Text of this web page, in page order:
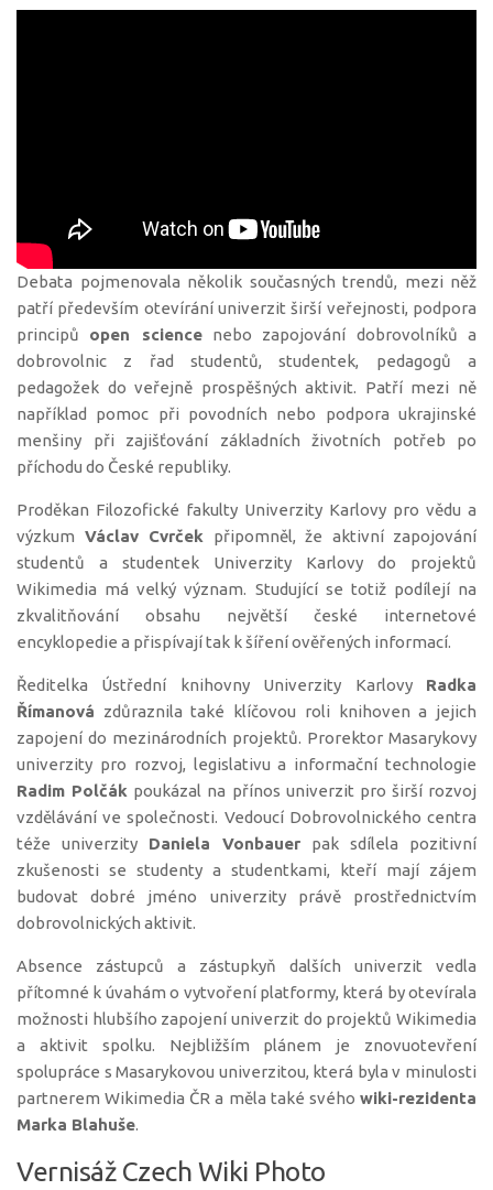
Debata pojmenovala několik současných trendů, mezi něž
patří především otevírání univerzit širší veřejnosti, podpora
principů open sciencenebo zapojování dobrovolníků a
dobrovolnic z řad studentů, studentek, pedagogů a
pedagožek do veřejně prospěšných aktivit. Patří mezi ně
například pomoc při povodních nebo podpora ukrajinské
menšiny při zajišťování základních životních potřeb po
příchodu do České republiky.
Proděkan Filozofické fakulty Univerzity Karlovy pro vědu a
výzkum Václav Cvrček připomněl, že aktivní zapojování
studentů a studentek Univerzity Karlovy do projektů
Wikimedia má velký význam. Studující se totiž podílejí na
zkvalitňování obsahu největší české internetové
encyklopedie a přispívají tak k šíření ověřených informací.
Ředitelka Ústřední knihovny Univerzity Karlovy Radka
Římanová zdůraznila také klíčovou roli knihoven a jejich
zapojení do mezinárodních projektů. Prorektor Masarykovy
univerzity pro rozvoj, legislativu a informační technologie
Radim Polčák poukázal na přínos univerzit pro širší rozvoj
vzdělávání ve společnosti. Vedoucí Dobrovolnického centra
téže univerzity Daniela Vonbauer pak sdílela pozitivní
zkušenosti se studenty a studentkami, kteří mají zájem
budovat dobré jméno univerzity právě prostřednictvím
dobrovolnických aktivit.
Absence zástupců a zástupkyň dalších univerzit vedla
přítomné k úvahám o vytvoření platformy, která by otevírala
možnosti hlubšího zapojení univerzit do projektů Wikimedia
a aktivit spolku. Nejbližším plánem je znovuotevření
spolupráce s Masarykovou univerzitou, která byla v minulosti
partnerem Wikimedia ČR a měla také svého wiki-rezidenta
Marka Blahuše.
Vernisáž Czech Wiki Photo